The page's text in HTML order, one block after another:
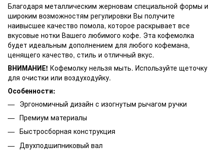
Благодаря металлическим жерновам специальной формы и
широким возможностям регулировки Вы получите
наивысшее качество помола, которое раскрывает все
вкусовые нотки Вашего любимого кофе. Эта кофемолка
будет идеальным дополнением для любого кофемана,
ценящего качество, стиль и отличный вкус.
ВНИМАНИЕ! Кофемолку нельзя мыть. Используйте щеточку
для очистки или воздуходуйку.
Особенности:
Эргономичный дизайн с изогнутым рычагом ручки
Премиум материалы
Быстросборная конструкция
Двухподшипниковый вал